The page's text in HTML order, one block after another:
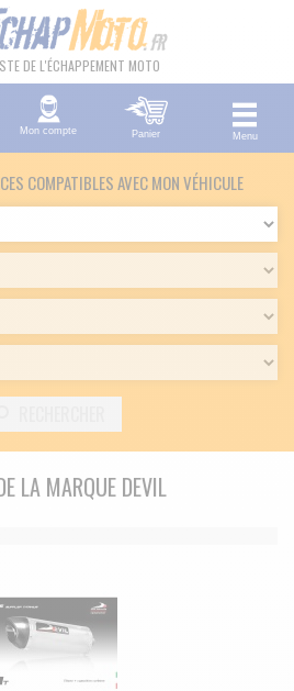
DE L'ÉCHAPPEMENT MOTO
Mon compte Panier Menu
COMPATIBLES AVEC MON VÉHICULE
LA MARQUE DEVIL